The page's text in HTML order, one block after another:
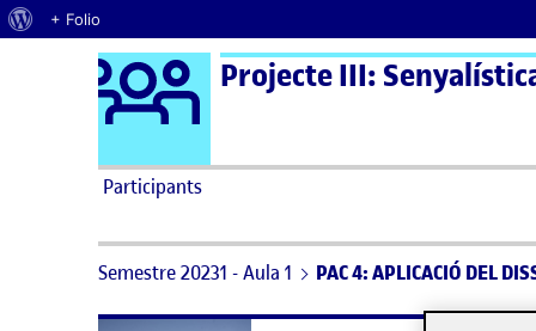
Quant al WordPress
+ Folio
Saltar al contingut Logo Ágora
Projecte III:
Participants
Semestre 20231 - Aula 1 PAC 4: APLICACIÓ DEL